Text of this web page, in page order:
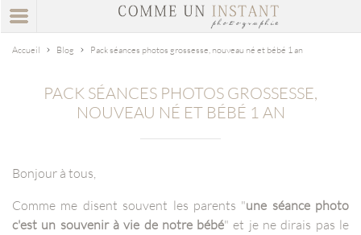
Accueil Blog Pack séances photos grossesse, nouveau né et bébé 1 an
PACK SÉANCES PHOTOS GROSSESSE,
NOUVEAU NÉ ET BÉBÉ 1 AN
Bonjour à tous,
Comme me disent souvent les parents "une séance photo
c'est un souvenir à vie de notre bébé" et je ne dirais pas le